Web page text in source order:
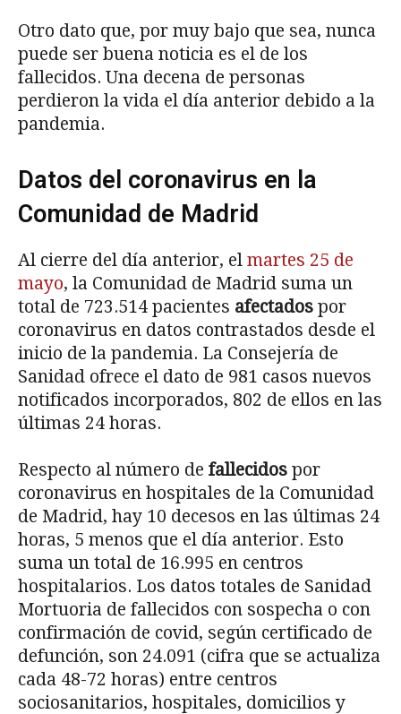
Otro dato que, por muy bajo que sea, nunca
puede ser buena noticia es el de los
fallecidos. Una decena de personas
perdieron la vida el día anterior debido a la
pandemia.
Datos del coronavirus en la
Comunidad de Madrid
Al cierre del día anterior, el martes 25 de
mayo, la Comunidad de Madrid suma un
total de 723.514 pacientes afectados por
coronavirus en datos contrastados desde el
inicio de la pandemia. La Consejería de
Sanidad ofrece el dato de 981 casos nuevos
notificados incorporados, 802 de ellos en las
últimas 24 horas.
Respecto al número de fallecidos por
coronavirus en hospitales de la Comunidad
de Madrid, hay 10 decesos en las últimas 24
horas, 5 menos que el día anterior. Esto
suma un total de 16.995 en centros
hospitalarios. Los datos totales de Sanidad
Mortuoria de fallecidos con sospecha o con
confirmación de covid, según certificado de
defunción, son 24.091 (cifra que se actualiza
cada 48-72 horas) entre centros
sociosanitarios, hospitales, domicilios y